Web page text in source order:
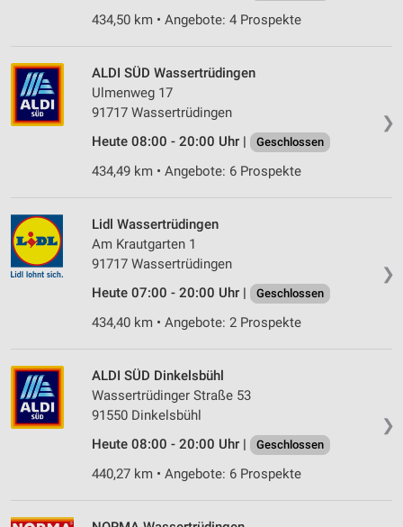
434,50 km • Angebote: 4 Prospekte
❯
ALDI SÜD Wassertrüdingen
Ulmenweg 17
91717 Wassertrüdingen
Heute 08:00 - 20:00 Uhr |
Geschlossen
434,49 km • Angebote: 6 Prospekte
❯
Lidl Wassertrüdingen
Am Krautgarten 1
91717 Wassertrüdingen
Heute 07:00 - 20:00 Uhr |
Geschlossen
434,40 km • Angebote: 2 Prospekte
❯
ALDI SÜD Dinkelsbühl
Wassertrüdinger Straße 53
91550 Dinkelsbühl
Heute 08:00 - 20:00 Uhr |
Geschlossen
440,27 km • Angebote: 6 Prospekte